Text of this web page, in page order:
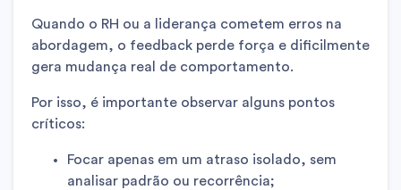
Quando o RH ou a liderança cometem erros na
abordagem, o feedback perde força e dificilmente
gera mudança real de comportamento.
Por isso, é importante observar alguns pontos
críticos:
Focar apenas em um atraso isolado, sem
analisar padrão ou recorrência;